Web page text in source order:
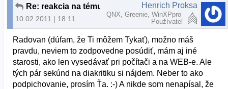
Re: reakcia na tému "Nove slovenske linuxove distro"
10.02.2011 | 18:11
Henrich Proksa
QNX, Greenie, WinXPpro
Používateľ
Radovan (dúfam, že Ti môžem Tykať), možno máš
pravdu, neviem to zodpovedne posúdiť, mám aj iné
starosti, ako len vysedávať pri počítači a na WEB-e. Ale
tých pár sekúnd na diakritiku si nájdem. Neber to ako
podpichovanie, prosím Ťa. :-) A nikde som nenapísal, že